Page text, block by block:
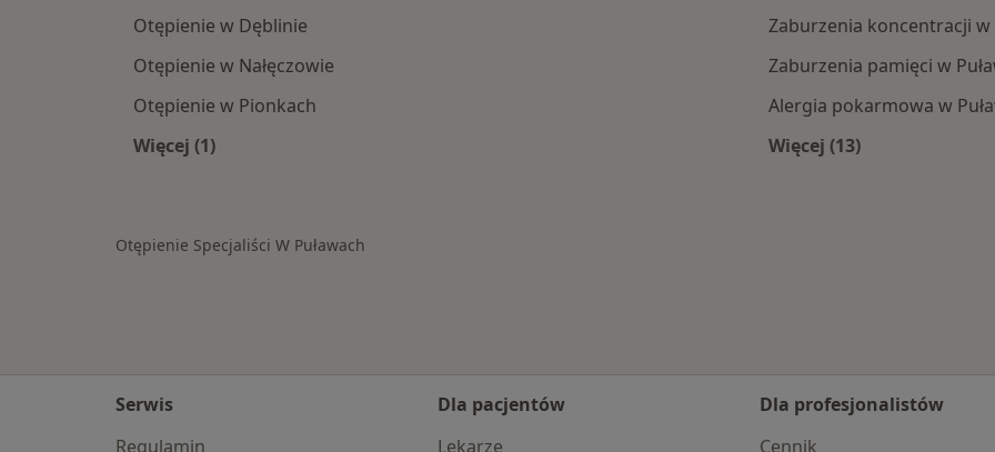
Otępienie w Dęblinie
Otępienie w Nałęczowie
Otępienie w Pionkach
Więcej (1)
Zaburzenia koncentracji w
Zaburzenia pamięci w
Alergia pokarmowa w
Więcej (13)
Otępienie Specjaliści W Puławach
Serwis
Regulamin
Dla pacjentów
Lekarze
Dla profesjonalistów
Cennik